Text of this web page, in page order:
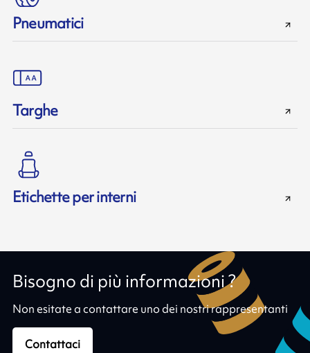
Pneumatici
Targhe
Etichette per interni
Bisogno di più informazioni ?
Non esitate a contattare uno dei nostri rappresentanti
Contattaci